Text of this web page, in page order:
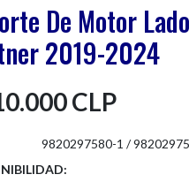
De Motor
2019-2024
CLP
9820297580-1 /